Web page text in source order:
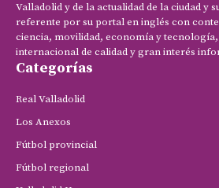
Valladolid y de la actualidad de la ciudad y
referente por su portal en inglés con
ciencia, movilidad, economía y
internacional de calidad y gran interés
Categorías
Real Valladolid
Los Anexos
Fútbol provincial
Fútbol regional